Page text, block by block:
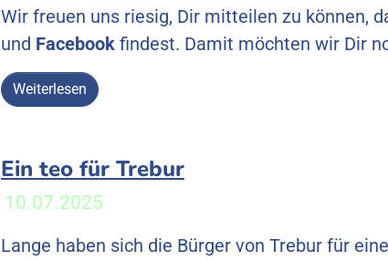
Wir freuen uns riesig, Dir mitteilen zu können,
und Facebook findest. Damit möchten wir Dir
Weiterlesen
Ein teo für Trebur
10.07.2025
Lange haben sich die Bürger von Trebur für